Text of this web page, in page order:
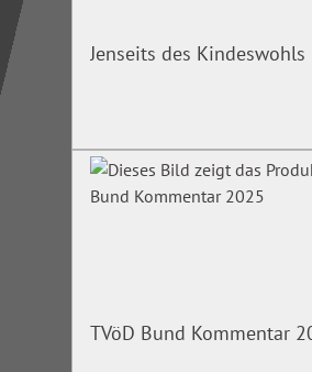
Jenseits des Kindeswohls
TVöD Bund Kommentar